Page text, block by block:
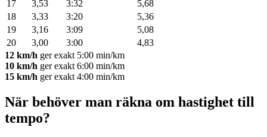
17 3,53 3:32
5,68
18
3,33 3:20
5,36
19
3,16 3:09
5,08
20
3,00 3:00
4,83
12 km/h ger exakt 5:00 min/km
10 km/h ger exakt 6:00 min/km
15 km/h ger exakt 4:00 min/km
När behöver man räkna om hastighet till
tempo?